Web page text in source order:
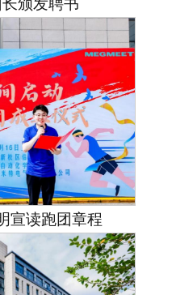
宣读跑团章程